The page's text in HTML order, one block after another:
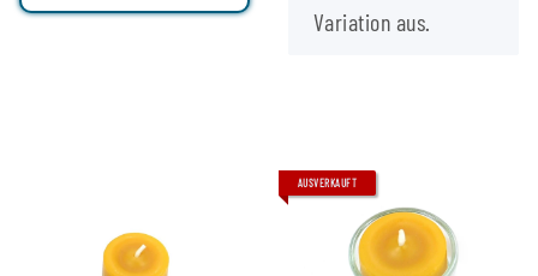
Variation aus.
AUSVERKAUFT